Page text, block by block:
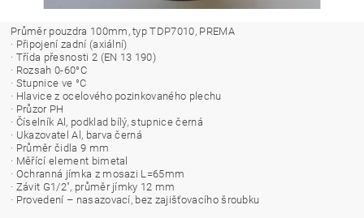
Průměr pouzdra 100mm, typ TDP7010, PREMA
· Připojení zadní (axiální)
· Třída přesnosti 2 (EN 13 190)
· Rozsah 0-60°C
· Stupnice ve °C
· Hlavice z ocelového pozinkovaného plechu
· Průzor PH
· Číselník Al, podklad bílý, stupnice černá
· Ukazovatel Al, barva černá
· Průměr čidla 9 mm
· Měřící element bimetal
· Ochranná jímka z mosazi L=65mm
· Závit G1/2", průměr jímky 12 mm
· Provedení – nasazovací, bez zajišťovacího šroubku